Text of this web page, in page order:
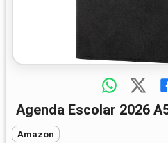
Agenda Escolar 2026
Amazon